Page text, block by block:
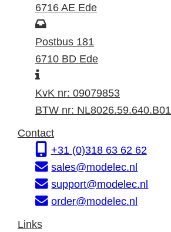
z
o
e
k
d
r
s
6716 AE Ede
P
o
s
a
d
e
s
Postbus 181
6710 BD Ede
I
n
f
r
m
a
t
e
KvK nr: 09079853
BTW nr: NL8026.59.640.B01
Contact
+31 (0)318 63 62 62
sales@modelec.nl
support@modelec.nl
order@modelec.nl
Links